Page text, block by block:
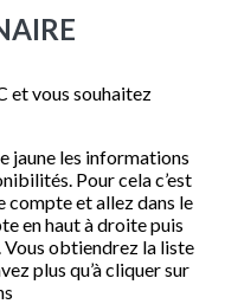
et vous souhaitez
jaune les informations
Pour cela c’est
compte et allez dans le
en haut à droite puis
Vous obtiendrez la liste
plus qu’à cliquer sur